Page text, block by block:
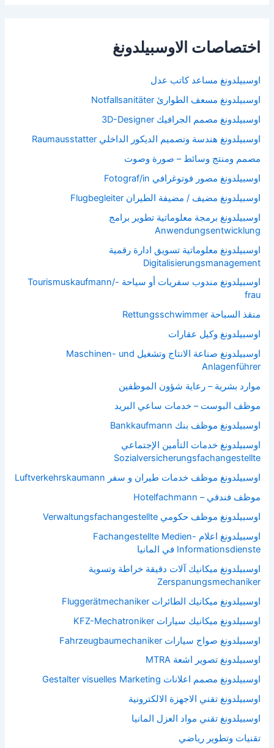
اختصاصات الاوسبيلدونغ
اوسبيلدونغ مساعد كاتب عدل
اوسبيلدونغ مسعف الطوارئ Notfallsanitäter
اوسبيلدونغ مصمم الجرافيك 3D-Designer
اوسبيلدونغ هندسة وتصميم الديكور الداخلي Raumausstatter
مصمم ومنتج وسائط – صورة وصوت
اوسبيلدونغ مصور فوتوغرافي Fotograf/in
اوسبيلدونغ مضيف / مضيفة الطيران Flugbegleiter
اوسبيلدونغ برمجة معلوماتية تطوير برامج
Anwendungsentwicklung
اوسبيلدونغ معلوماتية تسويق ادارة رقمية
Digitalisierungsmanagement
اوسبيلدونغ مندوب سفريات أو سياحة Tourismuskaufmann/-
frau
منقذ السباحة Rettungsschwimmer
اوسبيلدونغ وكيل عقارات
اوسبيلدونغ صناعة الانتاج وتشغيل Maschinen- und
Anlagenführer
موارد بشرية – رعاية شؤون الموظفين
موظف البوست – خدمات ساعي البريد
اوسبيلدونغ موظف بنك Bankkaufmann
اوسبيلدونغ خدمات التأمين الإجتماعي
Sozialversicherungsfachangestellte
اوسبيلدونغ موظف خدمات طيران و سفر Luftverkehrskaumann
موظف فندقي – Hotelfachmann
اوسبيلدونغ موظف حكومي Verwaltungsfachangestellte
اوسبيلدونغ اعلام Fachangestellte Medien-
Informationsdienste في المانيا
اوسبيلدونغ ميكانيك آلات دقيقة خراطة وتسوية
Zerspanungsmechaniker
اوسبيلدونغ ميكانيك الطائرات Fluggerätmechaniker
اوسبيلدونغ ميكانيك سيارات KFZ-Mechatroniker
اوسبيلدونغ صواج سيارات Fahrzeugbaumechaniker
اوسبيلدونغ تصوير اشعة MTRA
اوسبيلدونغ مصمم اعلانات Gestalter visuelles Marketing
اوسبيلدونغ تقني الاجهزة الالكترونية
اوسبيلدونغ تقني مواد العزل المانيا
تقنيات وتطوير رياضي